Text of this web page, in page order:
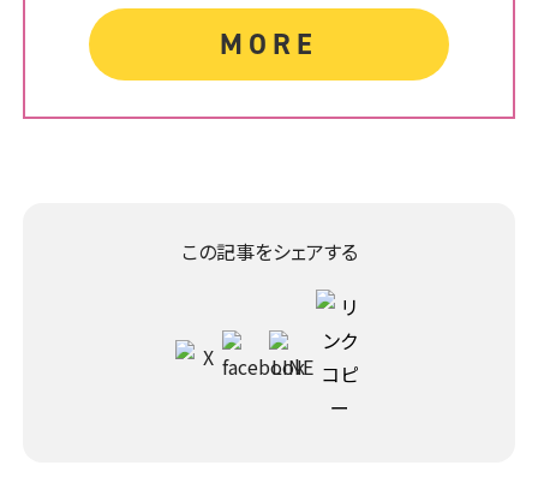
MORE
この記事をシェアする